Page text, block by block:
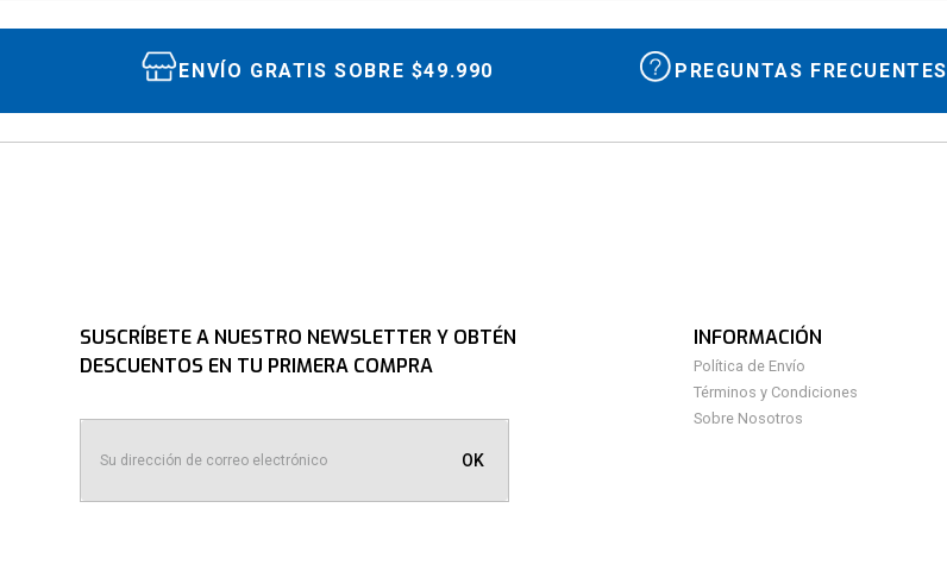
ENVÍO GRATIS SOBRE $49.990 PREGUNTAS FRECUENTES
SUSCRÍBETE A NUESTRO NEWSLETTER Y OBTÉN
DESCUENTOS EN TU PRIMERA COMPRA
OK
INFORMACIÓN
Política de Envío
Términos y Condiciones
Sobre Nosotros